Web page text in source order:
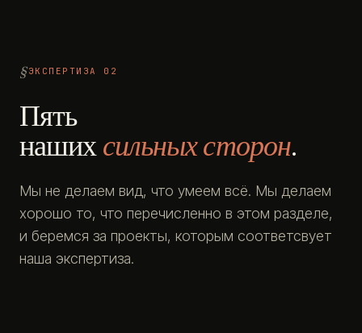
ЭКСПЕРТИЗА 02
Пять
нашихсильных сторон.
Мы не делаем вид, что умеем всё. Мы делаем
хорошо то, что перечисленно в этом разделе,
и беремся за проекты, которым соответсвует
наша экспертиза.